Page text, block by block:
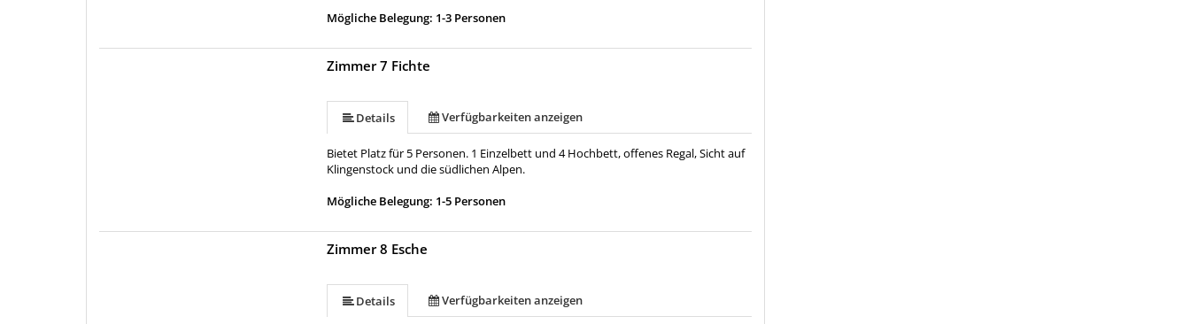
Mögliche Belegung: 1-3 Personen
Zimmer 7 Fichte
Details Verfügbarkeiten anzeigen
Bietet Platz für 5 Personen. 1 Einzelbett und 4 Hochbett, offenes Regal, Sicht auf
Klingenstock und die südlichen Alpen.
Mögliche Belegung: 1-5 Personen
Zimmer 8 Esche
Details Verfügbarkeiten anzeigen